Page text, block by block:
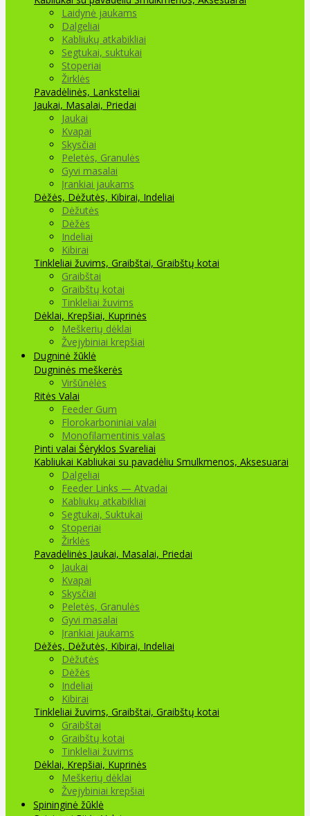
Laidynė jaukams
Dalgeliai
Kabliukų atkabikliai
Segtukai, suktukai
Stoperiai
Žirklės
Pavadėlinės, Lanksteliai
Jaukai, Masalai, Priedai
Jaukai
Kvapai
Skysčiai
Peletės, Granulės
Gyvi masalai
Įrankiai jaukams
Dėžės, Dėžutės, Kibirai, Indeliai
Dėžutės
Dėžės
Indeliai
Kibirai
Tinkleliai žuvims, Graibštai, Graibštų kotai
Graibštai
Graibštų kotai
Tinkleliai žuvims
Dėklai, Krepšiai, Kuprinės
Meškerių dėklai
Žvejybiniai krepšiai
Dugninė žūklė
Dugninės meškerės
Viršūnėlės
Ritės Valai
Feeder Gum
Florokarboniniai valai
Monofilamentinis valas
Pinti valai Šėryklos Svareliai
Kabliukai Kabliukai su pavadėliu Smulkmenos, Aksesuarai
Dalgeliai
Feeder Links — Atvadai
Kabliukų atkabikliai
Segtukai, Suktukai
Stoperiai
Žirklės
Pavadėlinės Jaukai, Masalai, Priedai
Jaukai
Kvapai
Skysčiai
Peletės, Granulės
Gyvi masalai
Įrankiai jaukams
Dėžės, Dėžutės, Kibirai, Indeliai
Dėžutės
Dėžės
Indeliai
Kibirai
Tinkleliai žuvims, Graibštai, Graibštų kotai
Graibštai
Graibštų kotai
Tinkleliai žuvims
Dėklai, Krepšiai, Kuprinės
Meškerių dėklai
Žvejybiniai krepšiai
Spininginė žūklė